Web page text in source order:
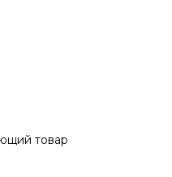
товар